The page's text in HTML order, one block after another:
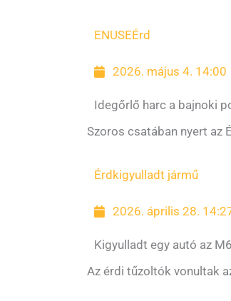
ENUSEÉrd
2026. május 4. 14:00
Idegőrlő harc a bajnoki
Szoros csatában nyert az
Érd kigyulladt jármű
2026. április 28.
Kigyulladt egy autó az
Az érdi tűzoltók vonultak